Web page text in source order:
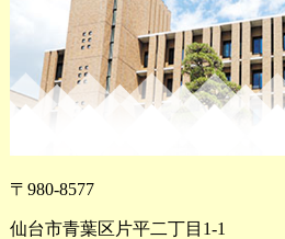
〒980-8577
仙台市青葉区片平二丁目1-1